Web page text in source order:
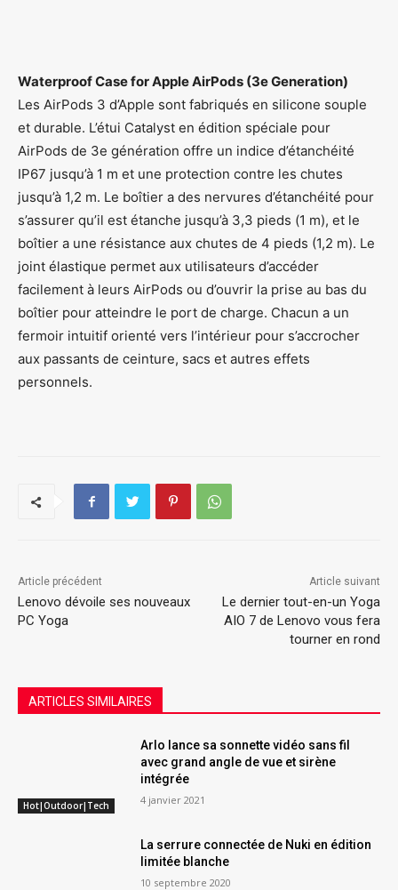
Waterproof Case for Apple AirPods (3e Generation)
Les AirPods 3 d’Apple sont fabriqués en silicone souple
et durable. L’étui Catalyst en édition spéciale pour
AirPods de 3e génération offre un indice d’étanchéité
IP67 jusqu’à 1 m et une protection contre les chutes
jusqu’à 1,2 m. Le boîtier a des nervures d’étanchéité pour
s’assurer qu’il est étanche jusqu’à 3,3 pieds (1 m), et le
boîtier a une résistance aux chutes de 4 pieds (1,2 m). Le
joint élastique permet aux utilisateurs d’accéder
facilement à leurs AirPods ou d’ouvrir la prise au bas du
boîtier pour atteindre le port de charge. Chacun a un
fermoir intuitif orienté vers l’intérieur pour s’accrocher
aux passants de ceinture, sacs et autres effets
personnels.
Article précédent
Lenovo dévoile ses nouveaux
PC Yoga
Article suivant
Le dernier tout-en-un Yoga
AIO 7 de Lenovo vous fera
tourner en rond
ARTICLES SIMILAIRES
Hot|Outdoor|Tech
Arlo lance sa sonnette vidéo sans fil
avec grand angle de vue et sirène
intégrée
4 janvier 2021
La serrure connectée de Nuki en édition
limitée blanche
10 septembre 2020